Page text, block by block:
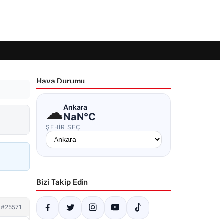
#25571
Hava Durumu
☁Ankara
NaN°C
ŞEHIR SEÇ
Bizi Takip Edin